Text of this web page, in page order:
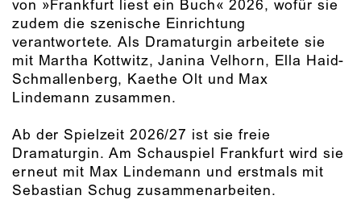
von »Frankfurt liest ein Buch« 2026, wofür sie
zudem die szenische Einrichtung
verantwortete. Als Dramaturgin arbeitete sie
mit Martha Kottwitz, Janina Velhorn, Ella Haid-
Schmallenberg, Kaethe Olt und Max
Lindemann zusammen.
Ab der Spielzeit 2026/27 ist sie freie
Dramaturgin. Am Schauspiel Frankfurt wird sie
erneut mit Max Lindemann und erstmals mit
Sebastian Schug zusammenarbeiten.